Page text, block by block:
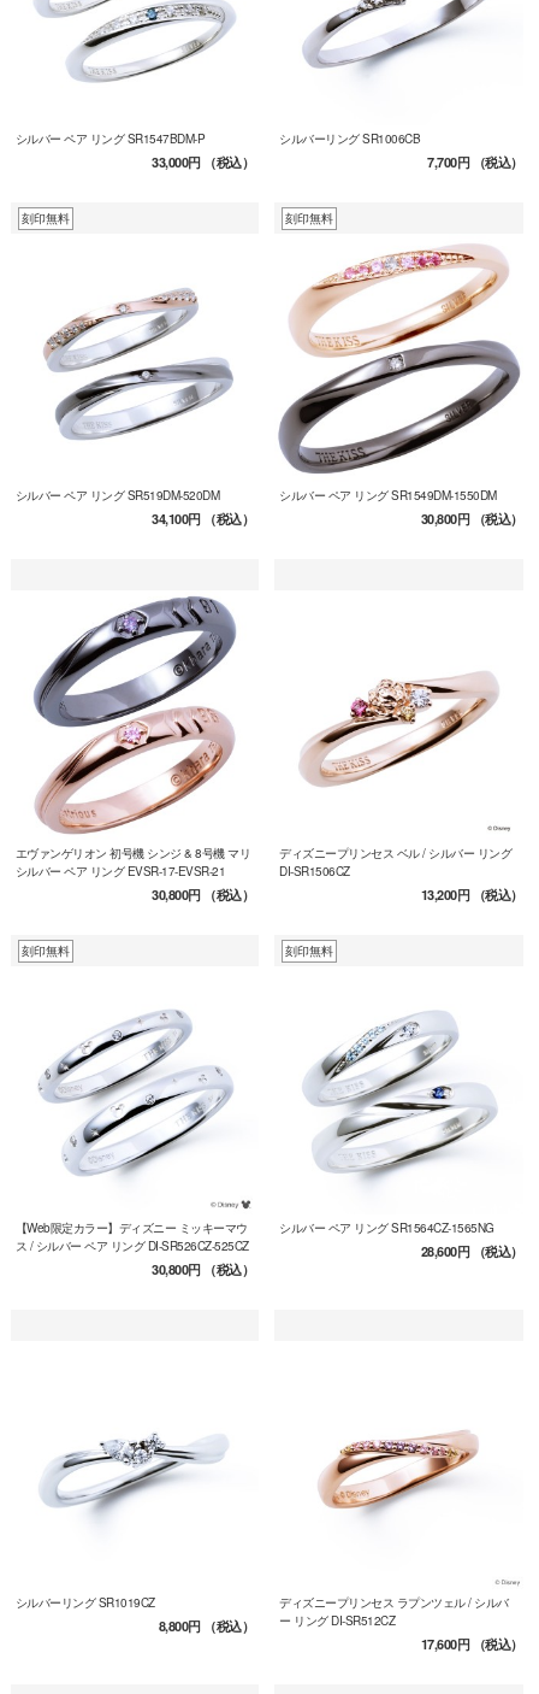
シルバー ペア リング SR1547BDM-P
33,000円（税込）
シルバーリング SR1006CB
7,700円（税込）
刻印無料
シルバー ペア リング SR519DM-520DM
34,100円（税込）
刻印無料
シルバー ペア リング SR1549DM-1550DM
30,800円（税込）
エヴァンゲリオン 初号機 シンジ & 8号機 マリ
シルバー ペア リング EVSR-17-EVSR-21
30,800円（税込）
ディズニープリンセス ベル / シルバー リング
DI-SR1506CZ
13,200円（税込）
刻印無料
【Web限定カラー】ディズニー ミッキーマウ
ス / シルバー ペア リング DI-SR526CZ-525CZ
30,800円（税込）
刻印無料
シルバー ペア リング SR1564CZ-1565NG
28,600円（税込）
シルバーリング SR1019CZ
8,800円（税込）
ディズニープリンセス ラプンツェル / シルバ
ー リング DI-SR512CZ
17,600円（税込）